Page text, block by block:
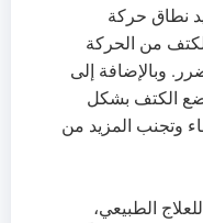
نطاق حركة
من الحركة
وبالإضافة إلى
الكتف بشكل
وتجنب المزيد من
الطبيعي،